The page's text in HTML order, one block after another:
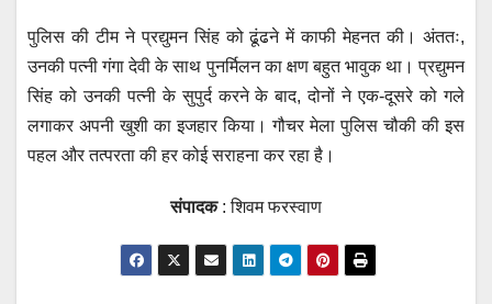
पुलिस की टीम ने प्रद्युमन सिंह को ढूंढने में काफी मेहनत की। अंततः,
उनकी पत्नी गंगा देवी के साथ पुनर्मिलन का क्षण बहुत भावुक था। प्रद्युमन
सिंह को उनकी पत्नी के सुपुर्द करने के बाद, दोनों ने एक-दूसरे को गले
लगाकर अपनी खुशी का इजहार किया। गौचर मेला पुलिस चौकी की इस
पहल और तत्परता की हर कोई सराहना कर रहा है।
संपादक: शिवम फरस्वाण